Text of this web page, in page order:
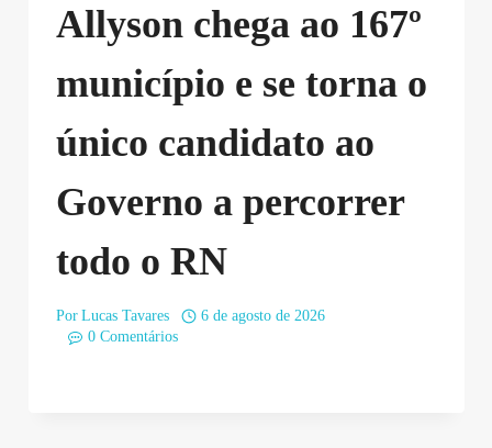
Allyson chega ao 167º
município e se torna o
único candidato ao
Governo a percorrer
todo o RN
Por Lucas Tavares
6 de agosto de 2026
0 Comentários